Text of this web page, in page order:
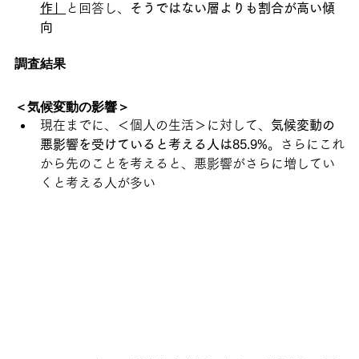
作」
と回答し、
そうではない層よりも割合が高い傾
向
調査結果
＜気候変動の影響＞
現在までに、＜個人の生活＞に対して、 気候変動の
悪影響を受けていると考える人は85.9%。さらにこれ
から先のことを考えると、悪影響がさらに増してい
くと考える人が多い